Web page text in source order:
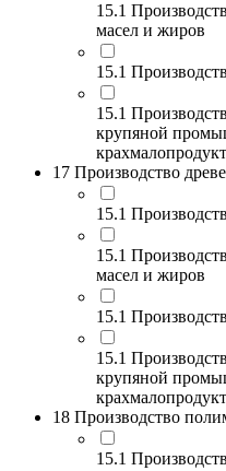
15.1
масел и жиров
15.1
15.1
крупяной
17 Производство
15.1
15.1
масел и жиров
15.1
15.1
крупяной
18 Производство
15.1